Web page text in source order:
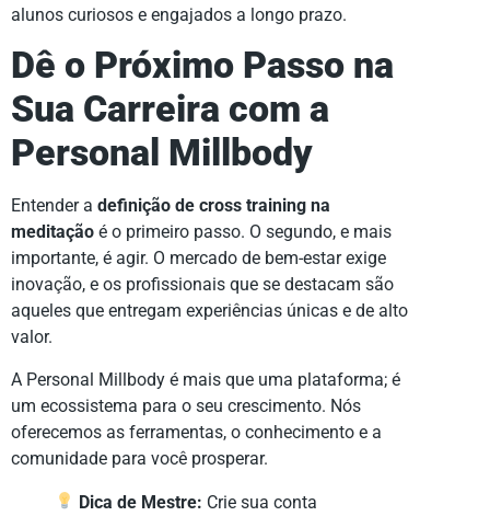
alunos curiosos e engajados a longo prazo.
Dê o Próximo Passo na
Sua Carreira com a
Personal Millbody
Entender a definição de cross training na
meditação é o primeiro passo. O segundo, e mais
importante, é agir. O mercado de bem-estar exige
inovação, e os profissionais que se destacam são
aqueles que entregam experiências únicas e de alto
valor.
A Personal Millbody é mais que uma plataforma; é
um ecossistema para o seu crescimento. Nós
oferecemos as ferramentas, o conhecimento e a
comunidade para você prosperar.
Dica de Mestre: Crie sua conta